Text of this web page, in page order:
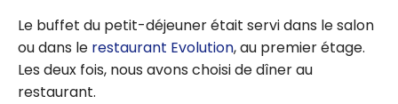
Le buffet du petit-déjeuner était servi dans le salon
ou dans le restaurant Evolution, au premier étage.
Les deux fois, nous avons choisi de dîner au
restaurant.